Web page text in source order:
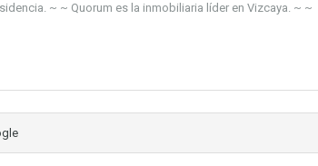
~ ~ Quorum es la inmobiliaria líder en Vizcaya. ~ ~